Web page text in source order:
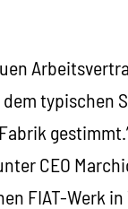
typischen
CEO
FIAT-Werk